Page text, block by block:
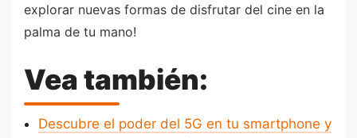
explorar nuevas formas de disfrutar del cine en la
palma de tu mano!
Vea también:
Descubre el poder del 5G en tu smartphone y